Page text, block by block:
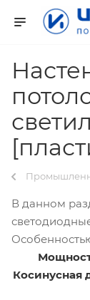
В данном
Косинусная